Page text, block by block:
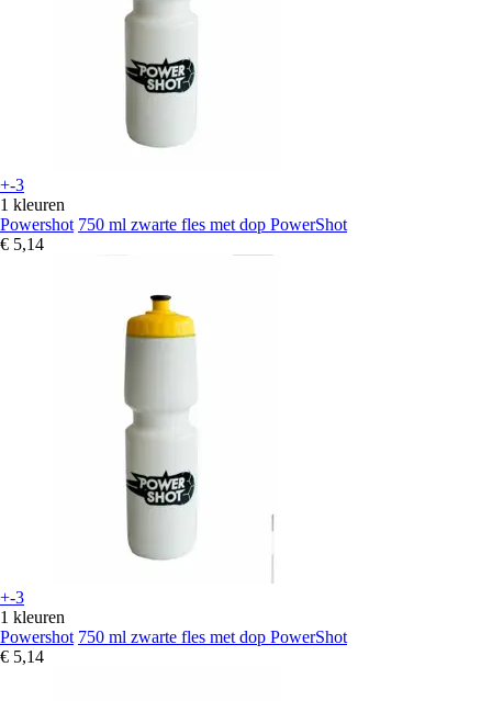
+-3
1 kleuren
Powershot 750 ml zwarte fles met dop PowerShot
€ 5,14
+-3
1 kleuren
Powershot 750 ml zwarte fles met dop PowerShot
€ 5,14